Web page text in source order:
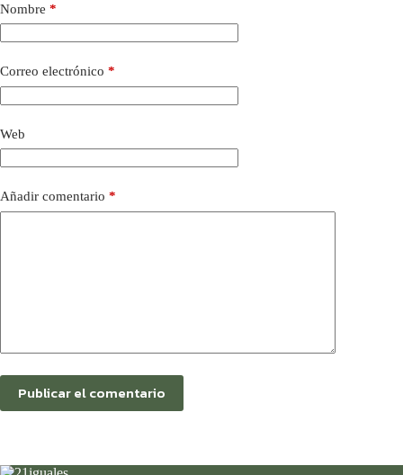
Nombre *
Correo electrónico *
Web
Añadir comentario *
Publicar el comentario